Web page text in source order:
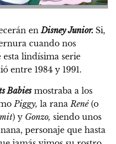
enDisney Junior. Si,
cuando nos
lindísima serie
entre 1984 y 1991.
Babiesmostraba a los
Piggy, la ranaRené(o
) y Gonzo, siendo unos
personaje que hasta